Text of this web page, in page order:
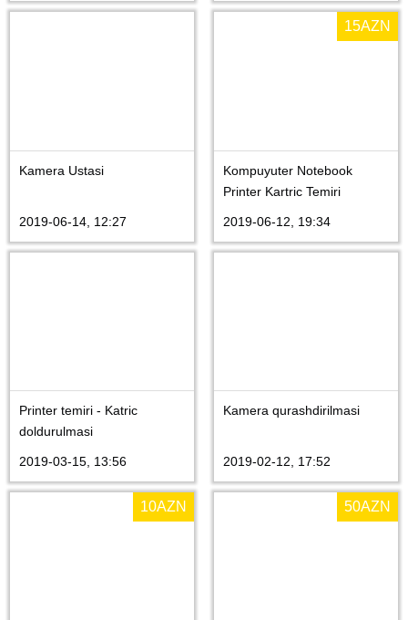
Kamera Ustasi
2019-06-14, 12:27
15AZN
Kompuyuter Notebook
Printer Kartric Temiri
2019-06-12, 19:34
Printer temiri - Katric
doldurulmasi
2019-03-15, 13:56
Kamera qurashdirilmasi
2019-02-12, 17:52
10AZN 50AZN